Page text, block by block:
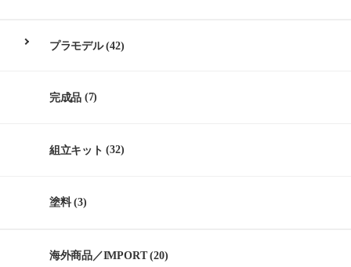
プラモデル(42)
完成品 (7)
組立キット (32)
塗料(3)
海外商品／IMPORT(20)